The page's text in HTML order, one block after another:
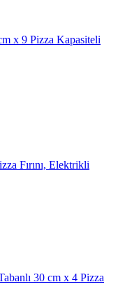
x 9 Pizza Kapasiteli
Fırını, Elektrikli
30 cm x 4 Pizza